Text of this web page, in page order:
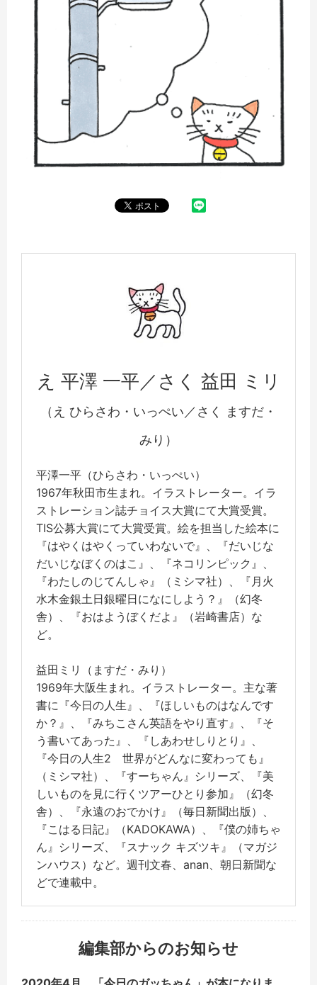
え 平澤 一平／さく 益田 ミリ
（え ひらさわ・いっぺい／さく ますだ・
みり）
平澤一平（ひらさわ・いっぺい）
1967年秋田市生まれ。イラストレーター。イラ
ストレーション誌チョイス大賞にて大賞受賞。
TIS公募大賞にて大賞受賞。絵を担当した絵本に
『はやくはやくっていわないで』、『だいじな
だいじなぼくのはこ』、『ネコリンピック』、
『わたしのじてんしゃ』（ミシマ社）、『月火
水木金銀土日銀曜日になにしよう？』（幻冬
舎）、『おはようぼくだよ』（岩崎書店）な
ど。
益田ミリ（ますだ・みり）
1969年大阪生まれ。イラストレーター。主な著
書に『今日の人生』、『ほしいものはなんです
か？』、『みちこさん英語をやり直す』、『そ
う書いてあった』、『しあわせしりとり』、
『今日の人生2 世界がどんなに変わっても』
（ミシマ社）、『すーちゃん』シリーズ、『美
しいものを見に行くツアーひとり参加』（幻冬
舎）、『永遠のおでかけ』（毎日新聞出版）、
『こはる日記』（KADOKAWA）、『僕の姉ちゃ
ん』シリーズ、『スナック キズツキ』（マガジ
ンハウス）など。週刊文春、anan、朝日新聞な
どで連載中。
編集部からのお知らせ